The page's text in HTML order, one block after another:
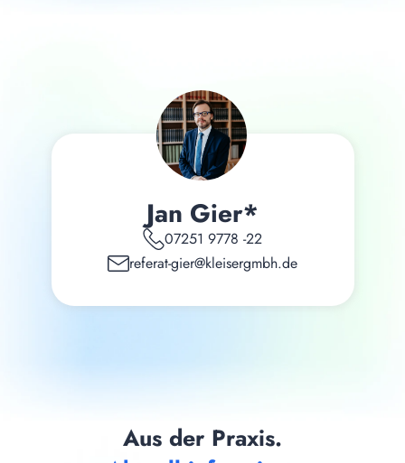
Jan Gier*
07251 9778 -22
referat-gier@kleisergmbh.de
Aus der Praxis.